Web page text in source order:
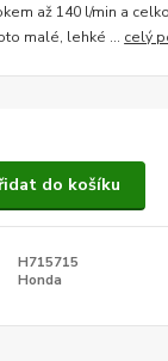
až 140 l/min a
malé, lehké ... celý
do košíku
H715715
Honda